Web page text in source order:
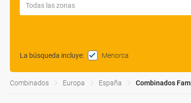
La búsqueda incluye: Menorca
Combinados Europa España Combinados